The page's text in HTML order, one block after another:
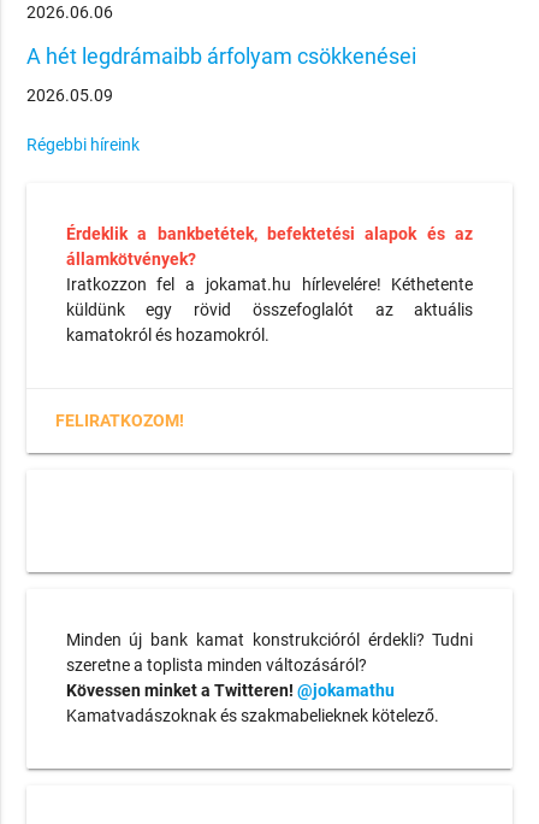
2026.06.06
A hét legdrámaibb árfolyam csökkenései
2026.05.09
Régebbi híreink
Érdeklik a bankbetétek, befektetési alapok és az
államkötvények?
Iratkozzon fel a jokamat.hu hírlevelére! Kéthetente
küldünk egy rövid összefoglalót az aktuális
kamatokról és hozamokról.
FELIRATKOZOM!
Minden új bank kamat konstrukcióról érdekli? Tudni
szeretne a toplista minden változásáról?
Kövessen minket a Twitteren! @jokamathu
Kamatvadászoknak és szakmabelieknek kötelező.